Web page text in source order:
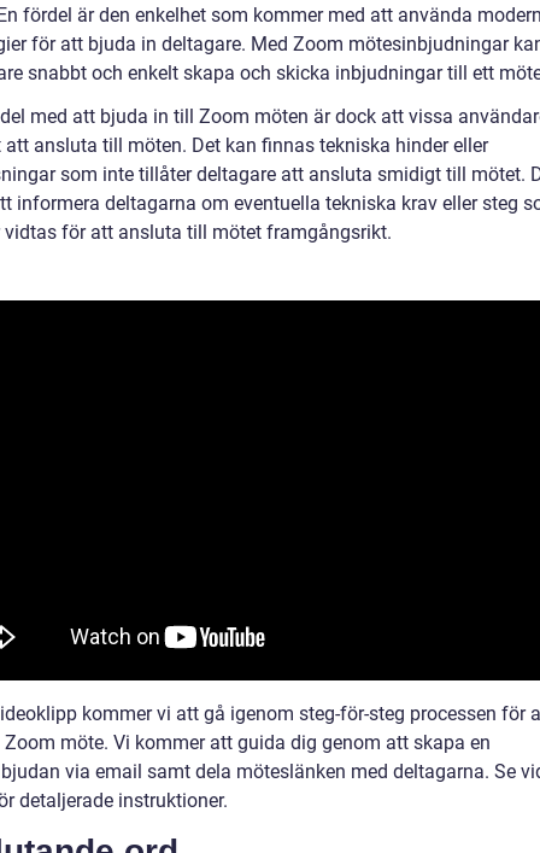
fördel är den enkelhet som kommer med att använda
för att bjuda in deltagare. Med Zoom mötesinbjudningar
snabbt och enkelt skapa och skicka inbjudningar till ett
med att bjuda in till Zoom möten är dock att vissa
att ansluta till möten. Det kan finnas tekniska hinder eller
som inte tillåter deltagare att ansluta smidigt till mötet.
informera deltagarna om eventuella tekniska krav eller steg
vidtas för att ansluta till mötet framgångsrikt.
kommer vi att gå igenom steg-för-steg processen för
möte. Vi kommer att guida dig genom att skapa en
via email samt dela möteslänken med deltagarna. Se
detaljerade instruktioner.